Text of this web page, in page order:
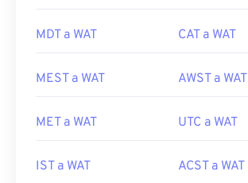
MDT a WAT CAT a WAT
MEST a WAT AWST a WAT
MET a WAT UTC a WAT
IST a WAT ACST a WAT